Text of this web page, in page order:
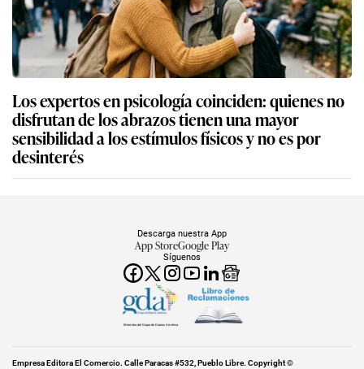
Los expertos en psicología coinciden: quienes no
disfrutan de los abrazos tienen una mayor
sensibilidad a los estímulos físicos y no es por
desinterés
Síguenos
Descarga nuestra App
App StoreGoogle Play
Miembro del Grupo de Diarios América
Empresa Editora El Comercio. Calle Paracas #532, Pueblo Libre. Copyright ©